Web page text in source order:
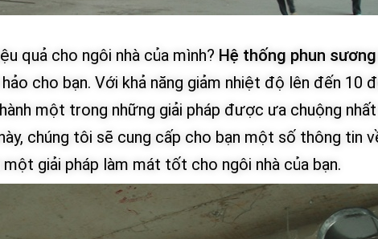
quả cho ngôi nhà của mình? Hệ thống phun
cho bạn. Với khả năng giảm nhiệt độ lên đến 10
một trong những giải pháp được ưa chuộng
chúng tôi sẽ cung cấp cho bạn một số thông tin
giải pháp làm mát tốt cho ngôi nhà của bạn.